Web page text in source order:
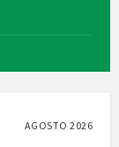
AGOSTO 2026